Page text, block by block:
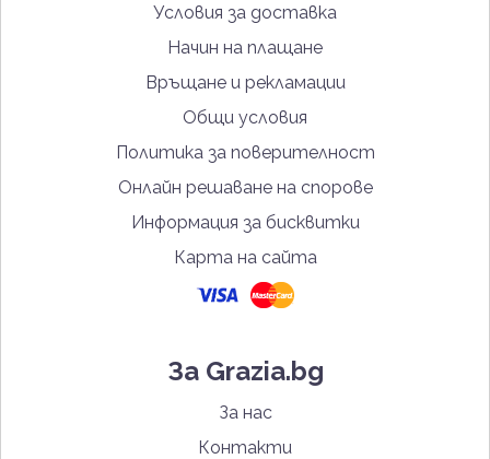
Условия за доставка
Начин на плащане
Връщане и рекламации
Общи условия
Политика за поверителност
Онлайн решаване на спорове
Информация за бисквитки
Карта на сайта
За Grazia.bg
За нас
Контакти